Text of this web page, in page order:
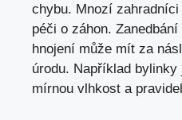
chybu. Mnozí
péči o záhon.
hnojení může mít za
úrodu. Například
mírnou vlhkost a